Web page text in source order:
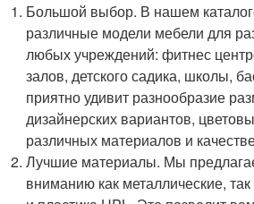
Большой выбор. В нашем
различные модели мебели для
любых учреждений: фитнес
залов, детского садика, школы,
приятно удивит разнообразие
дизайнерских вариантов,
различных материалов и
Лучшие материалы. Мы
вниманию как металлические,